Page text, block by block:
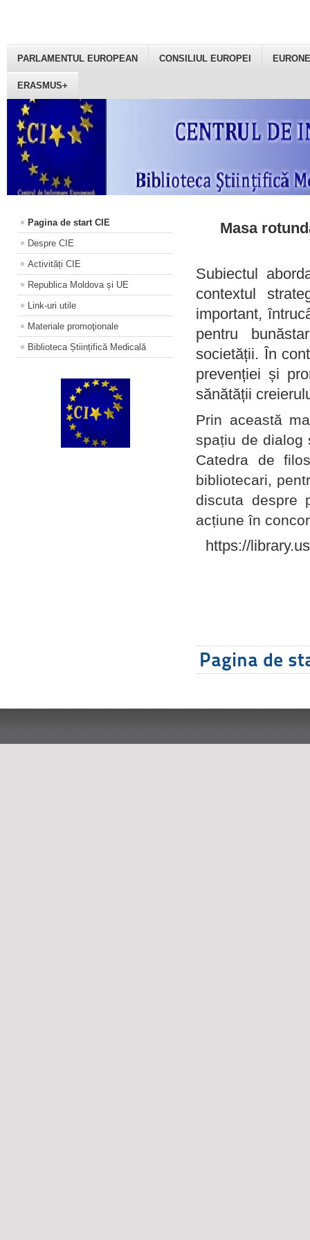
PARLAMENTUL EUROPEAN CONSILIUL EUROPEI
ERASMUS+
Pagina de start CIE
Despre CIE
Activități CIE
Republica Moldova și UE
Link-uri utile
Materiale promoţionale
Biblioteca Științifică Medicală
Masa
Subiectul
contextul
important,
pentru
societății. În
prevenției și
sănătății
Prin această
spațiu de dialog
Catedra de
bibliotecari,
discuta despre
acțiune în
https://
Pagina de